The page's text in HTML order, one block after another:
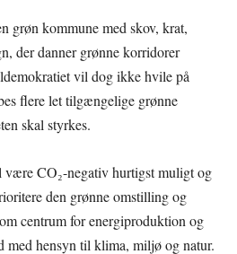
grøn kommune med skov, krat,
der danner grønne korridorer
vil dog ikke hvile på
flere let tilgængelige grønne
skal styrkes.
være CO₂-negativ hurtigst muligt og
den grønne omstilling og
centrum for energiproduktion og
med hensyn til klima, miljø og natur.